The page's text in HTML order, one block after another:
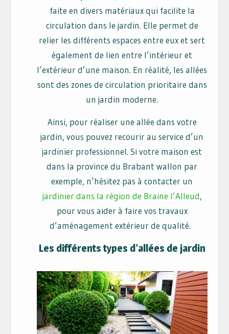
faite en divers matériaux qui facilite la
circulation dans le jardin. Elle permet de
relier les différents espaces entre eux et sert
également de lien entre l’intérieur et
l’extérieur d’une maison. En réalité, les allées
sont des zones de circulation prioritaire dans
un jardin moderne.
Ainsi, pour réaliser une allée dans votre
jardin, vous pouvez recourir au service d’un
jardinier professionnel. Si votre maison est
dans la province du Brabant wallon par
exemple, n’hésitez pas à contacter un
jardinier dans la région de Braine l’Alleud,
pour vous aider à faire vos travaux
d’aménagement extérieur de qualité.
Les différents types d’allées de jardin